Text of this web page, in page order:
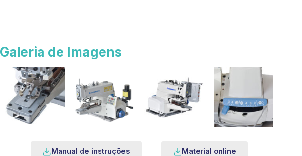
Galeria de Imagens
Manual de instruções Material online